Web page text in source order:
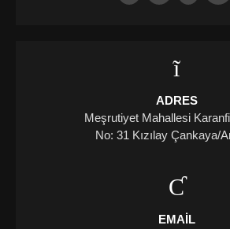
ADRES
Meşrutiyet Mahallesi
No: 31 Kızılay Çankaya/
EMAIL